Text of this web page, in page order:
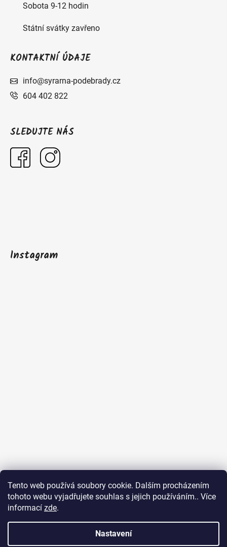
Tento web používá soubory cookie. Dalším procházením
tohoto webu vyjadřujete souhlas s jejich používáním.. Více
informací zde.
Nastavení
Sobota 9-12 hodin
Státní svátky zavřeno
KONTAKTNÍ ÚDAJE
info@syrarna-podebrady.cz
604 402 822
SLEDUJTE NÁS
Instagram